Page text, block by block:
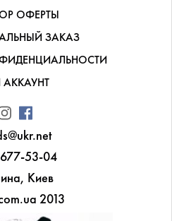
ОФЕРТЫ
ЗАКАЗ
53-04
Киев
2013